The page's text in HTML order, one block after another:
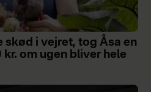
skød i vejret, tog Åsa en
kr. om ugen bliver hele